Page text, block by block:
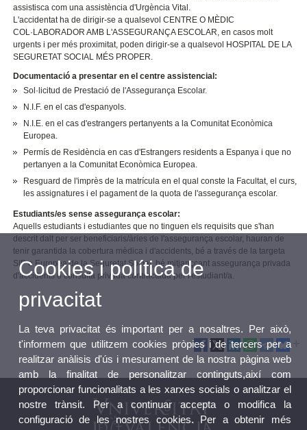
assistisca com una assistència d'Urgència Vital.
L'accidentat ha de dirigir-se a qualsevol CENTRE O MÈDIC
COL·LABORADOR AMB L'ASSEGURANÇA ESCOLAR, en casos molt
urgents i per més proximitat, poden dirigir-se a qualsevol HOSPITAL DE LA
SEGURETAT SOCIAL MÉS PROPER.
Documentació a presentar en el centre assistencial:
Sol·licitud de Prestació de l'Assegurança Escolar.
N.I.F. en el cas d'espanyols.
N.I.E. en el cas d'estrangers pertanyents a la Comunitat Econòmica
Europea.
Permís de Residència en cas d'Estrangers residents a Espanya i que no
pertanyen a la Comunitat Econòmica Europea.
Resguard de l'imprès de la matrícula en el qual conste la Facultat, el curs,
les assignatures i el pagament de la quota de l'assegurança escolar.
Estudiants/es sense assegurança escolar:
Aquells estudiants i estudiantes que no tinguen els requisits que s'han
descrit dalt per ser beneficiaris/àries de l'assegurança escolar, hauran de
tenir garantida la cobertura mèdica i d'accidents, bé a través de la targeta
SIP o Europea de la Seguretat Social, bé mitjançcant assegurança privada
d'accidents o consulta privada contractada per l'estudiant/a.
Cookies i política de
privacitat
La teva privacitat és important per a nosaltres. Per això,
t'informem que utilitzem cookies pròpies i de tercers per a
realitzar anàlisis d'ús i mesurament de la nostra pàgina web
amb la finalitat de personalitzar continguts,així com
proporcionar funcionalitats a les xarxes socials o analitzar el
nostre trànsit. Per a continuar accepta o modifica la
configuració de les nostres cookies. Per a obtenir més